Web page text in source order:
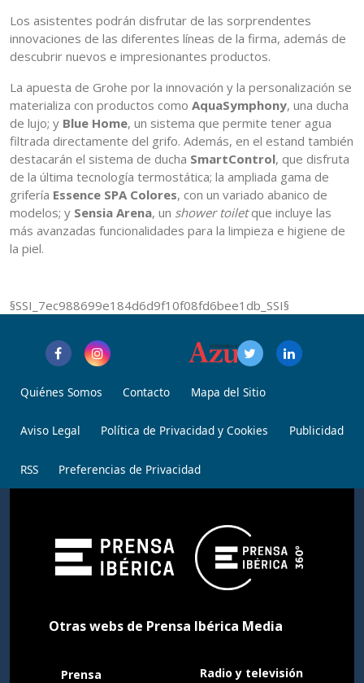
Los asistentes podrán disfrutar de las sorprendentes
innovaciones de las diferentes líneas de la firma, además de
descubrir nuevos e impresionantes productos.
La apuesta de Grohe por la innovación y la personalización se
materializa con productos como AquaSymphony, una ducha
de lujo; y Blue Home, un sistema que permite tener agua
filtrada directamente del grifo. Además, en el estand también
destacarán el sistema de ducha SmartControl, que disfruta
de la última tecnología termostática; la ampliada gama de
grifería Essence SPA Colores, con un variado abanico de
modelos; y Sensia Arena, un shower toiletque incluye las
más avanzadas funcionalidades para la limpieza e higiene de
la piel.
§SSI_7ec988699e184d6d9f10f08fd6bee1db_SSI§
Quiénes Somos Contacto Mapa del Sitio
Aviso Legal Política de Privacidad y Cookies Publicidad
RSS Preferencias de Privacidad
Otras webs de Prensa Ibérica Media
Prensa Radio y televisión